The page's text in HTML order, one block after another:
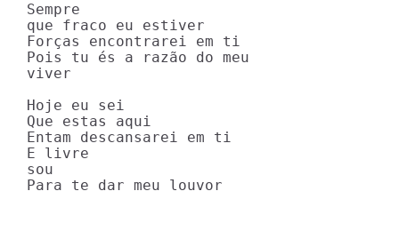
Sempre
que fraco eu estiver
Forças encontrarei em ti
Pois tu és a razão do meu
viver
Hoje eu sei
Que estas aqui
Entam descansarei em ti
E livre
sou
Para te dar meu louvor